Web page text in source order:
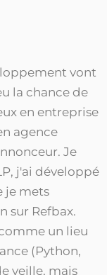
vont
la chance de
en entreprise
agence
Je
j'ai développé
je mets
sur Refbax.
un lieu
(Python,
veille, mais